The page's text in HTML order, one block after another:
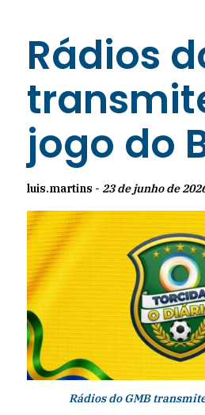
Rádios
jogo do
luis.martins - 23 de junho de
Rádios do GMB